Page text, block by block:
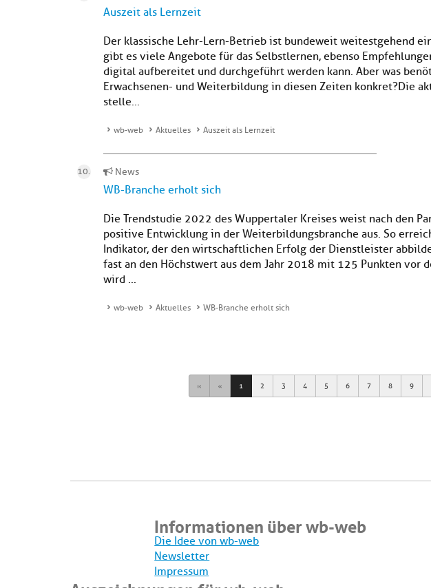
Auszeit als Lernzeit
Der klassische Lehr-Lern-Betrieb ist bundeweit weitestgehend
gibt es viele Angebote für das Selbstlernen, ebenso
digital aufbereitet und durchgeführt werden kann. Aber was
Erwachsenen- und Weiterbildung in diesen Zeiten konkret?Die
stelle...
wb-web Aktuelles Auszeit als Lernzeit
News
WB-Branche erholt sich
Die Trendstudie 2022 des Wuppertaler Kreises weist nach den
positive Entwicklung in der Weiterbildungsbranche aus. So
Indikator, der den wirtschaftlichen Erfolg der Dienstleister
fast an den Höchstwert aus dem Jahr 2018 mit 125 Punkten vor
wird ...
wb-web Aktuelles WB-Branche erholt sich
First Previous
1 2 3 4 5 6 7 8 9
Informationen über wb-web
Die Idee von wb-web
Newsletter
Impressum